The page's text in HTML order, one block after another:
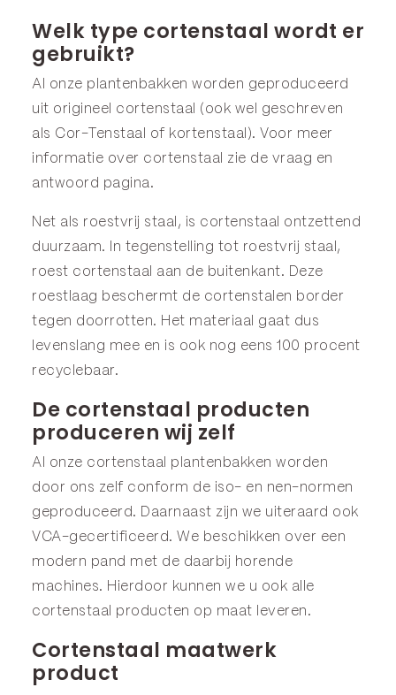
Welk type cortenstaal wordt er
gebruikt?
Al onze plantenbakken worden geproduceerd
uit origineel cortenstaal (ook wel geschreven
als Cor-Tenstaal of kortenstaal). Voor meer
informatie over cortenstaal zie de vraag en
antwoord pagina.
Net als roestvrij staal, is cortenstaal ontzettend
duurzaam. In tegenstelling tot roestvrij staal,
roest cortenstaal aan de buitenkant. Deze
roestlaag beschermt de cortenstalen border
tegen doorrotten. Het materiaal gaat dus
levenslang mee en is ook nog eens 100 procent
recyclebaar.
De cortenstaal producten
produceren wij zelf
Al onze cortenstaal plantenbakken worden
door ons zelf conform de iso- en nen-normen
geproduceerd. Daarnaast zijn we uiteraard ook
VCA-gecertificeerd. We beschikken over een
modern pand met de daarbij horende
machines. Hierdoor kunnen we u ook alle
cortenstaal producten op maat leveren.
Cortenstaal maatwerk
product